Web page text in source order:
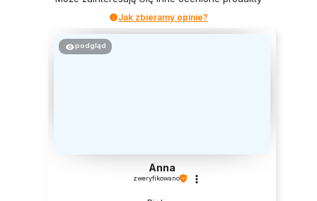
Jak zbieramy opinie?
podgląd
Anna
zweryfikowano